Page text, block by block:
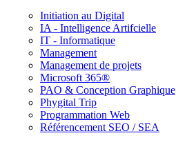
Initiation au Digital
IA - Intelligence Artifcielle
IT - Informatique
Management
Management de projets
Microsoft 365®
PAO & Conception Graphique
Phygital Trip
Programmation Web
Référencement SEO / SEA